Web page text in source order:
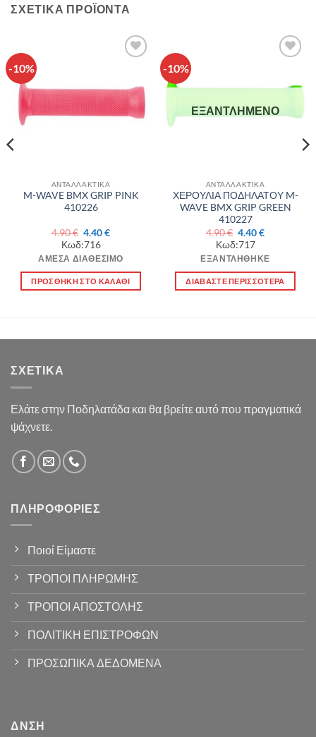
ΣΧΕΤΙΚΆ ΠΡΟΪΌΝΤΑ
-10%
επιθυμιών
ΑΝΤΑΛΛΑΚΤΙΚΑ
M-WAVE BMX GRIP PINK
410226
4.90€ Original
price
was:
4.90 €.
4.40€Η
είναι:
Κωδ:716
ΆΜΕΣΑ ΔΙΑΘΈΣΙΜΟ
ΠΡΟΣΘΉΚΗ ΣΤΟ ΚΑΛΆΘΙ
-10%
επιθυμιών
ΕΞΑΝΤΛΗΜΈΝΟ
ΑΝΤΑΛΛΑΚΤΙΚΑ
ΧΕΡΟΥΛΙΑ ΠΟΔΗΛΑΤΟΥ M-
WAVE BMX GRIP GREEN
410227
4.90€ Original
price
was:
4.90 €.
4.40€Η
είναι:
Κωδ:717
ΕΞΑΝΤΛΉΘΗΚΕ
ΔΙΑΒΆΣΤΕ ΠΕΡΙΣΣΌΤΕΡΑ
ΣΧΕΤΙΚΆ
Ελάτε στην Ποδηλατάδα και θα βρείτε αυτό που πραγματικά
ψάχνετε.
ΠΛΗΡΟΦΟΡΊΕΣ
Ποιοί Είμαστε
ΤΡΟΠΟΙ ΠΛΗΡΩΜΗΣ
ΤΡΟΠΟΙ ΑΠΟΣΤΟΛΗΣ
ΠΟΛΙΤΙΚΗ ΕΠΙΣΤΡΟΦΩΝ
ΠΡΟΣΩΠΙΚΑ ΔΕΔΟΜΕΝΑ
ΔΝΣΗ